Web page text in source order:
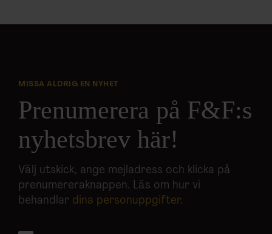
MISSA ALDRIG EN NYHET
Prenumerera på F&F:s
nyhetsbrev här!
Välj utskick, ange mejladress och klicka på
prenumereraknappen. Läs om hur vi
behandlar dina personuppgifter.